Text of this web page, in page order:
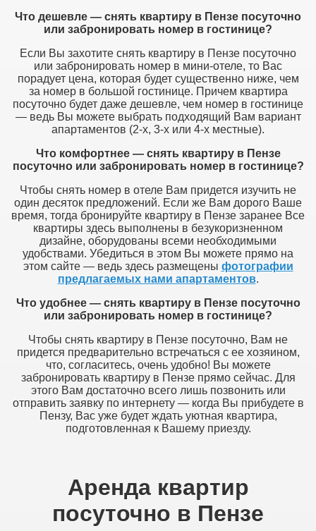
Что дешевле — снять квартиру в Пензе посуточно
или забронировать номер в гостинице?
Если Вы захотите снять квартиру в Пензе посуточно
или забронировать номер в мини-отеле, то Вас
порадует цена, которая будет существенно ниже, чем
за номер в большой гостинице. Причем квартира
посуточно будет даже дешевле, чем номер в гостинице
— ведь Вы можете выбрать подходящий Вам вариант
апартаментов (2-х, 3-х или 4-х местные).
Что комфортнее — снять квартиру в Пензе
посуточно или забронировать номер в гостинице?
Чтобы снять номер в отеле Вам придется изучить не
один десяток предложений. Если же Вам дорого Ваше
время, тогда бронируйте квартиру в Пензе заранее Все
квартиры здесь выполнены в безукоризненном
дизайне, оборудованы всеми необходимыми
удобствами. Убедиться в этом Вы можете прямо на
этом сайте — ведь здесь размещены фотографии
предлагаемых нами апартаментов.
Что удобнее — снять квартиру в Пензе посуточно
или забронировать номер в гостинице?
Чтобы снять квартиру в Пензе посуточно, Вам не
придется предварительно встречаться с ее хозяином,
что, согласитесь, очень удобно! Вы можете
забронировать квартиру в Пензе прямо сейчас. Для
этого Вам достаточно всего лишь позвонить или
отправить заявку по интернету — когда Вы прибудете в
Пензу, Вас уже будет ждать уютная квартира,
подготовленная к Вашему приезду.
Аренда квартир
посуточно в Пензе